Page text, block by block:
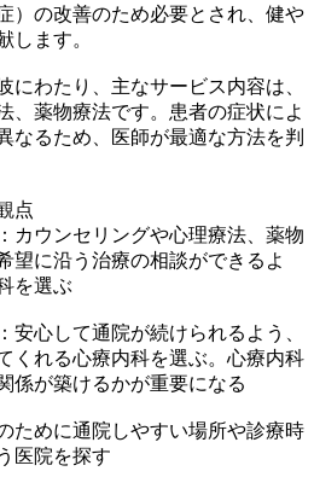
）の改善のため必要とされ、健や
します。
にわたり、主なサービス内容は、
、薬物療法です。患者の症状によ
なるため、医師が最適な方法を判
点
カウンセリングや心理療法、薬物
望に沿う治療の相談ができるよ
を選ぶ
安心して通院が続けられるよう、
くれる心療内科を選ぶ。心療内科
係が築けるかが重要になる
ために通院しやすい場所や診療時
医院を探す